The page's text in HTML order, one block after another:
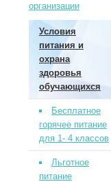
организации
Условия
питания и
охрана
здоровья
обучающихся
Бесплатное
горячее питание
для 1- 4 классов
Льготное
питание